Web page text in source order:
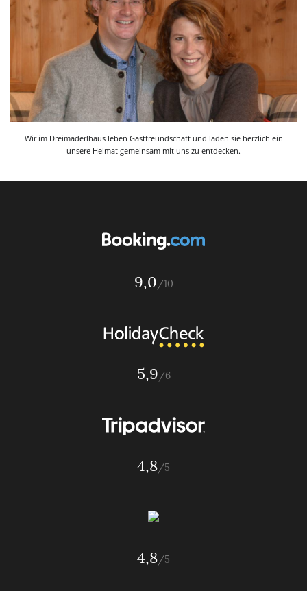
Wir im Dreimäderlhaus leben Gastfreundschaft und laden sie herzlich ein
unsere Heimat gemeinsam mit uns zu entdecken.
9,0/10
5,9/6
4,8/5
4,8/5